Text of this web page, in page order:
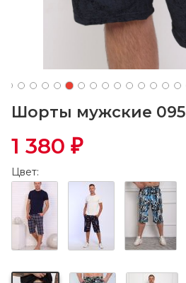
Шорты мужские 095
1 380 ₽
Цвет: